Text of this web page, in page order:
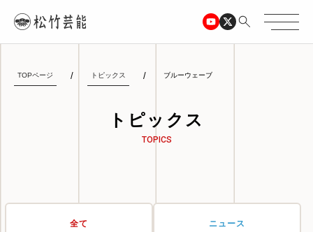
TOPページ トピックス ブルーウェーブ
トピックス
TOPICS
全て ニュース